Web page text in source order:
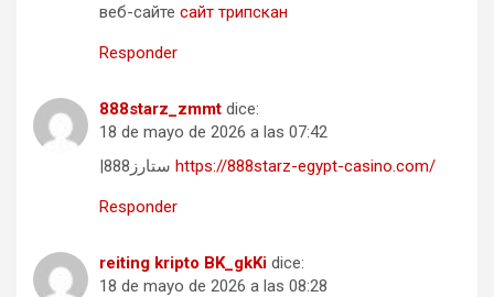
веб-сайте сайт трипскан
Responder
888starz_zmmt dice:
18 de mayo de 2026 a las 07:42
https://888starz-egypt-casino.com/
Responder
reiting kripto BK_gkKi dice:
18 de mayo de 2026 a las 08:28